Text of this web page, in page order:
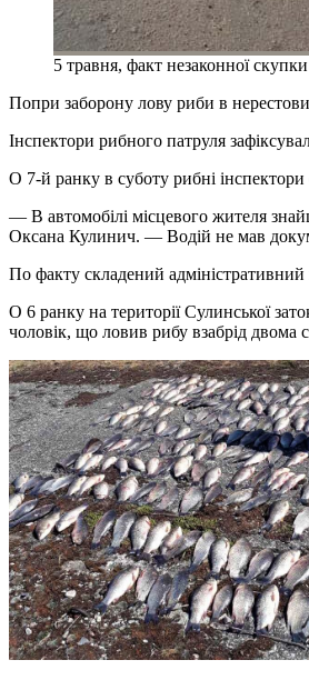
5 травня, факт незаконної
Попри заборону лову риби в
Інспектори рибного патруля
О 7-й ранку в суботу рибні
— В автомобілі місцевого жителя
Оксана Кулинич. — Водій не мав
По факту складений
О 6 ранку на території Сулинської
чоловік, що ловив рибу взабрід двома